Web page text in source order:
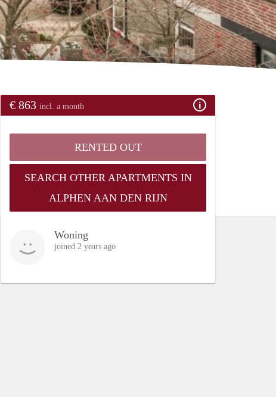
€ 863 incl. a month
RENTED OUT
SEARCH OTHER APARTMENTS IN
ALPHEN AAN DEN RIJN
Woning
joined 2 years ago